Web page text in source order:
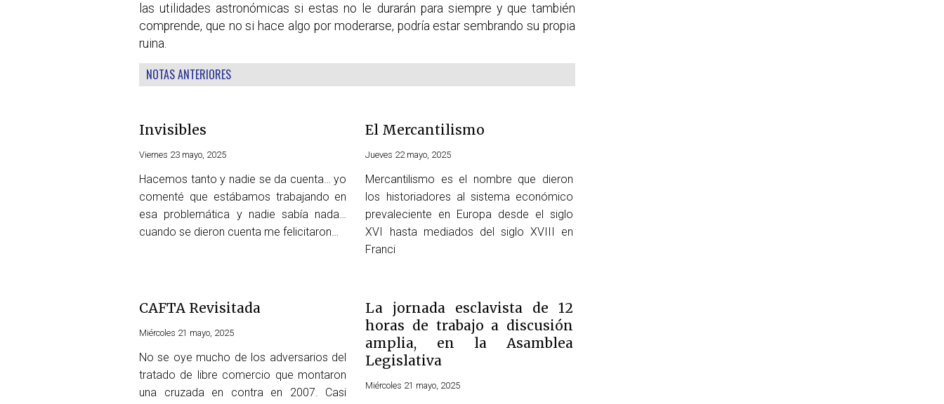
las utilidades astronómicas si estas no le durarán para siempre y que también
comprende, que no si hace algo por moderarse, podría estar sembrando su propia
ruina.
NOTAS ANTERIORES
Invisibles
Viernes 23 mayo, 2025
Hacemos tanto y nadie se da cuenta… yo
comenté que estábamos trabajando en
esa problemática y nadie sabía nada…
cuando se dieron cuenta me felicitaron…
El Mercantilismo
Jueves 22 mayo, 2025
Mercantilismo es el nombre que dieron
los historiadores al sistema económico
prevaleciente en Europa desde el siglo
XVI hasta mediados del siglo XVIII en
Franci
CAFTA Revisitada
Miércoles 21 mayo, 2025
No se oye mucho de los adversarios del
tratado de libre comercio que montaron
una cruzada en contra en 2007. Casi
La jornada esclavista de 12
horas de trabajo a discusión
amplia, en la Asamblea
Legislativa
Miércoles 21 mayo, 2025